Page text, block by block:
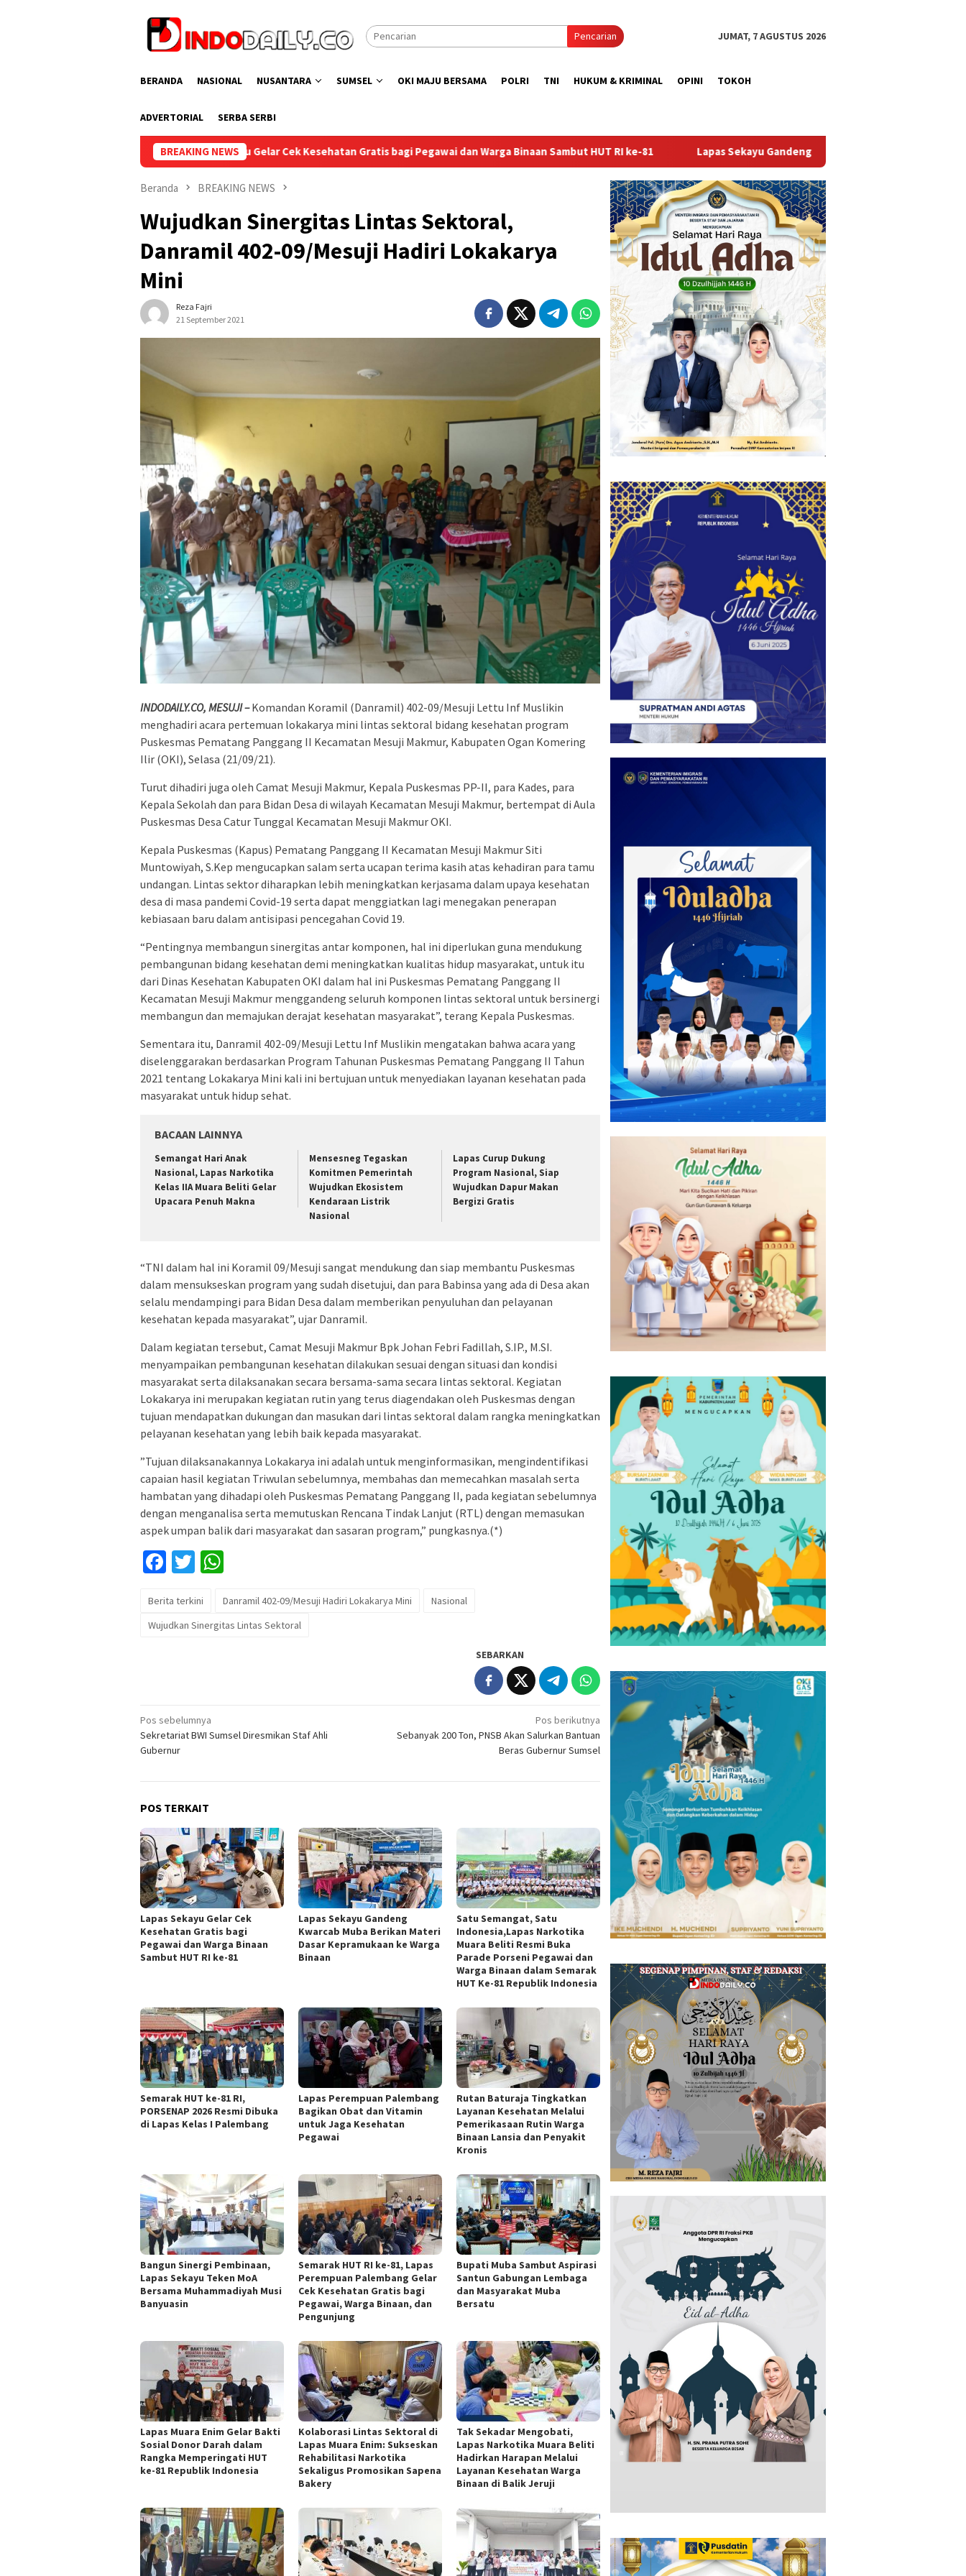
Pencarian JUMAT, 7 AGUSTUS 2026
BERANDA NASIONAL NUSANTARA SUMSEL OKI MAJU BERSAMA POLRI TNI HUKUM & KRIMINAL OPINI TOKOH
ADVERTORIAL SERBA SERBI
BREAKING NEWS
Lapas Sekayu Gelar Cek Kesehatan Gratis bagi Pegawai dan Warga Binaan Sambut HUT RI ke-81 Lapas Sekayu Gandeng Kwarcab Muba Berikan Materi Dasar Kepramukaan ke Warga
Beranda BREAKING NEWS
Wujudkan Sinergitas Lintas Sektoral,
Danramil 402-09/Mesuji Hadiri Lokakarya
Mini
Reza Fajri
21 September 2021
INDODAILY.CO, MESUJI –Komandan Koramil (Danramil) 402-09/Mesuji Lettu Inf Muslikin
menghadiri acara pertemuan lokakarya mini lintas sektoral bidang kesehatan program
Puskesmas Pematang Panggang II Kecamatan Mesuji Makmur, Kabupaten Ogan Komering
Ilir (OKI), Selasa (21/09/21).
Turut dihadiri juga oleh Camat Mesuji Makmur, Kepala Puskesmas PP-II, para Kades, para
Kepala Sekolah dan para Bidan Desa di wilayah Kecamatan Mesuji Makmur, bertempat di Aula
Puskesmas Desa Catur Tunggal Kecamatan Mesuji Makmur OKI.
Kepala Puskesmas (Kapus) Pematang Panggang II Kecamatan Mesuji Makmur Siti
Muntowiyah, S.Kep mengucapkan salam serta ucapan terima kasih atas kehadiran para tamu
undangan. Lintas sektor diharapkan lebih meningkatkan kerjasama dalam upaya kesehatan
desa di masa pandemi Covid-19 serta dapat menggiatkan lagi menegakan penerapan
kebiasaan baru dalam antisipasi pencegahan Covid 19.
“Pentingnya membangun sinergitas antar komponen, hal ini diperlukan guna mendukung
pembangunan bidang kesehatan demi meningkatkan kualitas hidup masyarakat, untuk itu
dari Dinas Kesehatan Kabupaten OKI dalam hal ini Puskesmas Pematang Panggang II
Kecamatan Mesuji Makmur menggandeng seluruh komponen lintas sektoral untuk bersinergi
membangun dan memajukan derajat kesehatan masyarakat”, terang Kepala Puskesmas.
Sementara itu, Danramil 402-09/Mesuji Lettu Inf Muslikin mengatakan bahwa acara yang
diselenggarakan berdasarkan Program Tahunan Puskesmas Pematang Panggang II Tahun
2021 tentang Lokakarya Mini kali ini bertujuan untuk menyediakan layanan kesehatan pada
masyarakat untuk hidup sehat.
BACAAN LAINNYA
Semangat Hari Anak
Nasional, Lapas Narkotika
Kelas IIA Muara Beliti Gelar
Upacara Penuh Makna
Mensesneg Tegaskan
Komitmen Pemerintah
Wujudkan Ekosistem
Kendaraan Listrik
Nasional
Lapas Curup Dukung
Program Nasional, Siap
Wujudkan Dapur Makan
Bergizi Gratis
“TNI dalam hal ini Koramil 09/Mesuji sangat mendukung dan siap membantu Puskesmas
dalam mensukseskan program yang sudah disetujui, dan para Babinsa yang ada di Desa akan
selalu mendampingi para Bidan Desa dalam memberikan penyuluhan dan pelayanan
kesehatan kepada masyarakat”, ujar Danramil.
Dalam kegiatan tersebut, Camat Mesuji Makmur Bpk Johan Febri Fadillah, S.IP., M.SI.
menyampaikan pembangunan kesehatan dilakukan sesuai dengan situasi dan kondisi
masyarakat serta dilaksanakan secara bersama-sama secara lintas sektoral. Kegiatan
Lokakarya ini merupakan kegiatan rutin yang terus diagendakan oleh Puskesmas dengan
tujuan mendapatkan dukungan dan masukan dari lintas sektoral dalam rangka meningkatkan
pelayanan kesehatan yang lebih baik kepada masyarakat.
”Tujuan dilaksanakannya Lokakarya ini adalah untuk menginformasikan, mengindentifikasi
capaian hasil kegiatan Triwulan sebelumnya, membahas dan memecahkan masalah serta
hambatan yang dihadapi oleh Puskesmas Pematang Panggang II, pada kegiatan sebelumnya
dengan menganalisa serta memutuskan Rencana Tindak Lanjut (RTL) dengan memasukan
aspek umpan balik dari masyarakat dan sasaran program,” pungkasnya.(*)
Facebook
Twitter
Berita terkini Danramil 402-09/Mesuji Hadiri Lokakarya Mini
Nasional
Wujudkan Sinergitas Lintas Sektoral
SEBARKAN
Navigasi
pos
Pos sebelumnya
Sekretariat BWI Sumsel Diresmikan Staf Ahli
Gubernur
Pos berikutnya
Sebanyak 200 Ton, PNSB Akan Salurkan Bantuan
Beras Gubernur Sumsel
POS TERKAIT
Lapas Sekayu Gelar Cek
Kesehatan Gratis bagi
Pegawai dan Warga Binaan
Sambut HUT RI ke-81
Lapas Sekayu Gandeng
Kwarcab Muba Berikan Materi
Dasar Kepramukaan ke Warga
Binaan
Satu Semangat, Satu
Indonesia,Lapas Narkotika
Muara Beliti Resmi Buka
Parade Porseni Pegawai dan
Warga Binaan dalam Semarak
HUT Ke-81 Republik Indonesia
Semarak HUT ke-81 RI,
PORSENAP 2026 Resmi Dibuka
di Lapas Kelas I Palembang
Lapas Perempuan Palembang
Bagikan Obat dan Vitamin
untuk Jaga Kesehatan
Pegawai
Rutan Baturaja Tingkatkan
Layanan Kesehatan Melalui
Pemerikasaan Rutin Warga
Binaan Lansia dan Penyakit
Kronis
Bangun Sinergi Pembinaan,
Lapas Sekayu Teken MoA
Bersama Muhammadiyah Musi
Banyuasin
Semarak HUT RI ke-81, Lapas
Perempuan Palembang Gelar
Cek Kesehatan Gratis bagi
Pegawai, Warga Binaan, dan
Pengunjung
Bupati Muba Sambut Aspirasi
Santun Gabungan Lembaga
dan Masyarakat Muba
Bersatu
Lapas Muara Enim Gelar Bakti
Sosial Donor Darah dalam
Rangka Memperingati HUT
ke-81 Republik Indonesia
Kolaborasi Lintas Sektoral di
Lapas Muara Enim: Sukseskan
Rehabilitasi Narkotika
Sekaligus Promosikan Sapena
Bakery
Tak Sekadar Mengobati,
Lapas Narkotika Muara Beliti
Hadirkan Harapan Melalui
Layanan Kesehatan Warga
Binaan di Balik Jeruji